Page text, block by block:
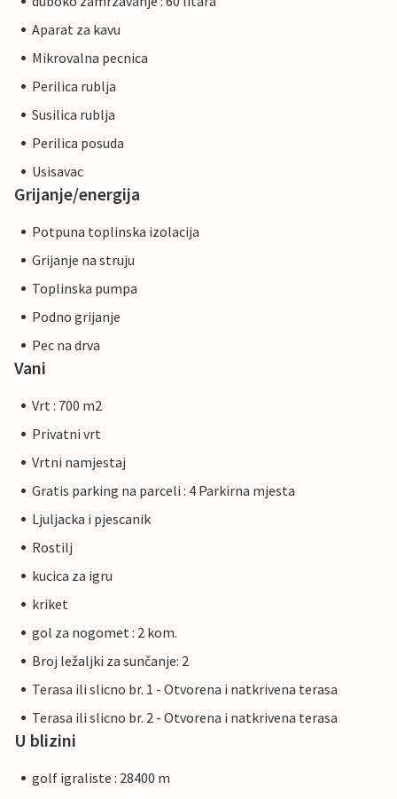
Aparat za kavu
Mikrovalna pecnica
Perilica rublja
Susilica rublja
Perilica posuda
Usisavac
Grijanje/energija
Potpuna toplinska izolacija
Grijanje na struju
Toplinska pumpa
Podno grijanje
Pec na drva
Vani
Vrt : 700 m2
Privatni vrt
Vrtni namjestaj
Gratis parking na parceli : 4 Parkirna mjesta
Ljuljacka i pjescanik
Rostilj
kucica za igru
kriket
gol za nogomet : 2 kom.
Broj ležaljki za sunčanje: 2
Terasa ili slicno br. 1 - Otvorena i natkrivena terasa
Terasa ili slicno br. 2 - Otvorena i natkrivena terasa
U blizini
golf igraliste : 28400 m